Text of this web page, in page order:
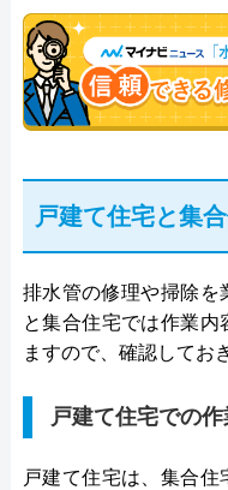
戸建て住宅と集
排水管の修理や掃除を
と集合住宅では作業内
ますので、確認してお
戸建て住宅での作
戸建て住宅は、集合